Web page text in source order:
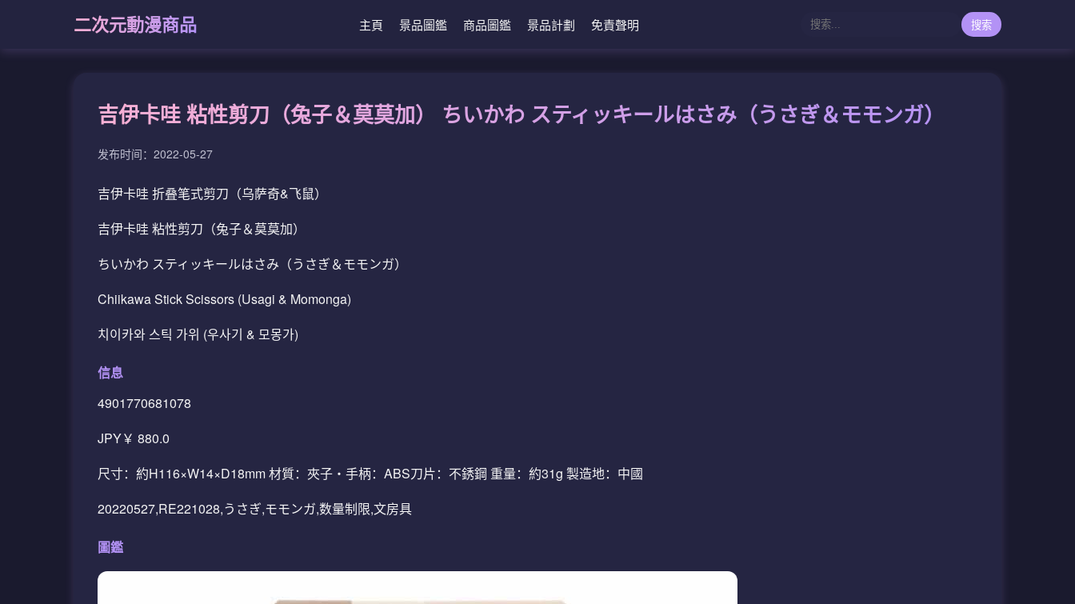
二次元動漫商品 主頁 景品圖鑑 商品圖鑑 景品計劃 免責聲明 搜索
吉伊卡哇 粘性剪刀（兔子＆莫莫加） ちいかわ スティッキールはさみ（うさぎ＆モモンガ）
发布时间：2022-05-27
吉伊卡哇 折叠笔式剪刀（乌萨奇&飞鼠）
吉伊卡哇 粘性剪刀（兔子＆莫莫加）
ちいかわ スティッキールはさみ（うさぎ＆モモンガ）
Chiikawa Stick Scissors (Usagi & Momonga)
치이카와 스틱 가위 (우사기 & 모몽가)
信息
4901770681078
JPY￥ 880.0
尺寸：約H116×W14×D18mm 材質：夾子・手柄：ABS刀片：不銹鋼 重量：約31g 製造地：中國
20220527,RE221028,うさぎ,モモンガ,数量制限,文房具
圖鑑